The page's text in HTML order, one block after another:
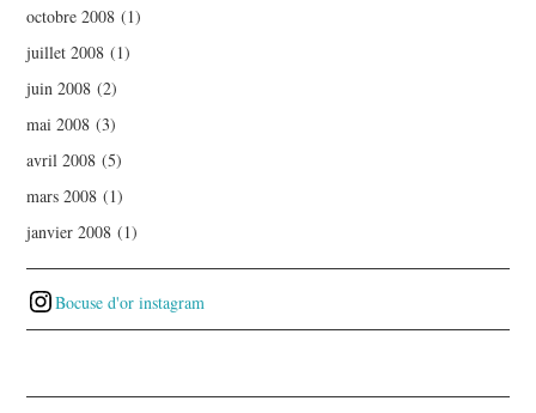
octobre 2008 (1)
juillet 2008 (1)
juin 2008 (2)
mai 2008 (3)
avril 2008 (5)
mars 2008 (1)
janvier 2008 (1)
Bocuse d'or instagram